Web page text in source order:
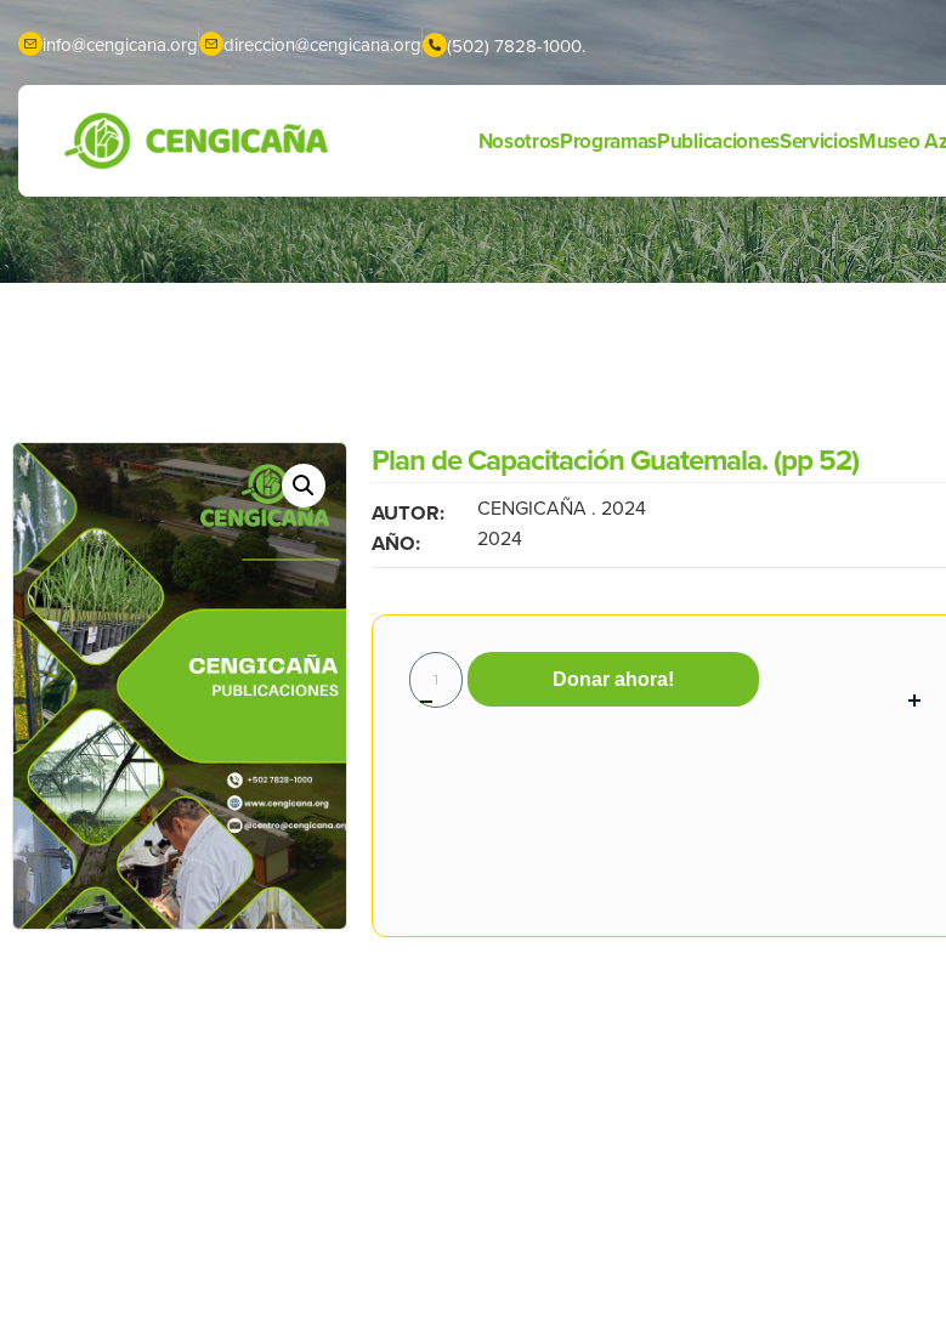
info@cengicana.org direccion@cengicana.org (502) 7828-1000.
NosotrosProgramasPublicacionesServiciosMuseo
Plan de Capacitación Guatemala. (pp 52)
AUTOR: CENGICAÑA . 2024
AÑO: 2024
Donar ahora!